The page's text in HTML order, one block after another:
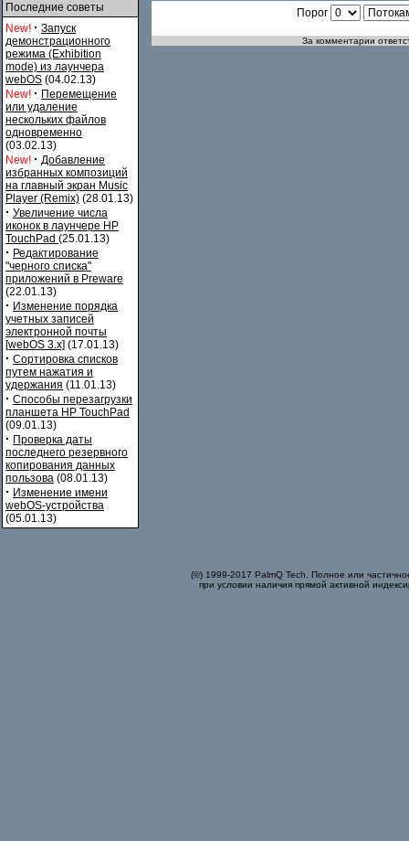
Последние советы
New! · Запуск
демонстрационного
режима (Exhibition
mode) из лаунчера
webOS (04.02.13)
New! · Перемещение
или удаление
нескольких файлов
одновременно
(03.02.13)
New! · Добавление
избранных композиций
на главный экран Music
Player (Remix) (28.01.13)
· Увеличение числа
иконок в лаунчере HP
TouchPad (25.01.13)
· Редактирование
"черного списка"
приложений в Preware
(22.01.13)
· Изменение порядка
учетных записей
электронной почты
[webOS 3.x] (17.01.13)
· Сортировка списков
путем нажатия и
удержания (11.01.13)
· Способы перезагрузки
планшета HP TouchPad
(09.01.13)
· Проверка даты
последнего резервного
копирования данных
пользова (08.01.13)
· Изменение имени
webOS-устройства
(05.01.13)
Порог
За комментарии
(©) 1999-2017 PalmQ Tech. Полное или
при условии наличия прямой активной